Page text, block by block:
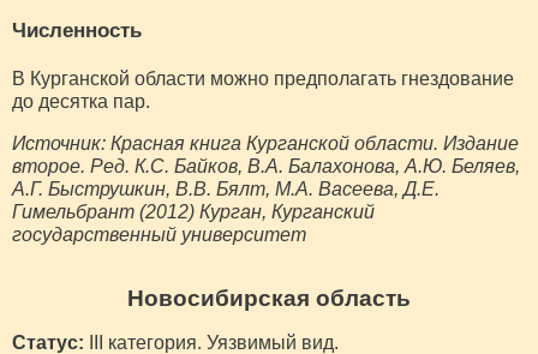
Численность
В Курганской области можно предполагать гнездование
до десятка пар.
Источник: Красная книга Курганской области. Издание
второе. Ред. К.С. Байков, В.А. Балахонова, А.Ю. Беляев,
А.Г. Быструшкин, В.В. Бялт, М.А. Васеева, Д.Е.
Гимельбрант (2012) Курган, Курганский
государственный университет
Новосибирская область
Статус: III категория. Уязвимый вид.